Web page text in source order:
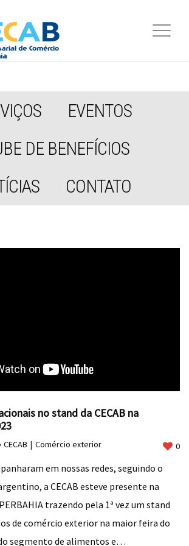
EVENTOS
DE BENEFÍCIOS
CONTATO
no stand da CECAB na
CECAB Comércio exterior 0
em nossas redes, seguindo o
a CECAB esteve presente na
trazendo pela 1ª vez um stand
de comércio exterior na maior feira do
segmento de alimentos e…